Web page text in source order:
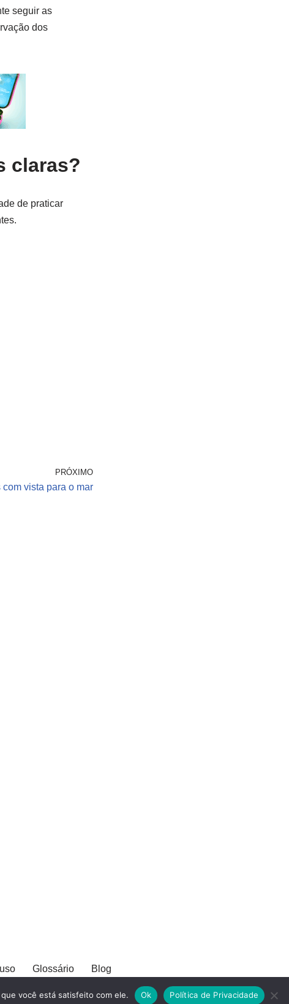
seguir as
dos
claras?
de praticar
PRÓXIMO
com vista para o mar
Glossário Blog
você está satisfeito com ele. Ok Política de Privacidade